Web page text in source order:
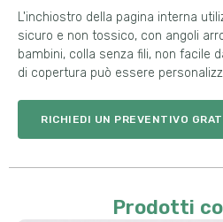
L'inchiostro della pagina interna
sicuro e non tossico, con angoli
bambini, colla senza fili, non facile
di copertura può essere
RICHIEDI UN PREVENTIVO
Prodotti